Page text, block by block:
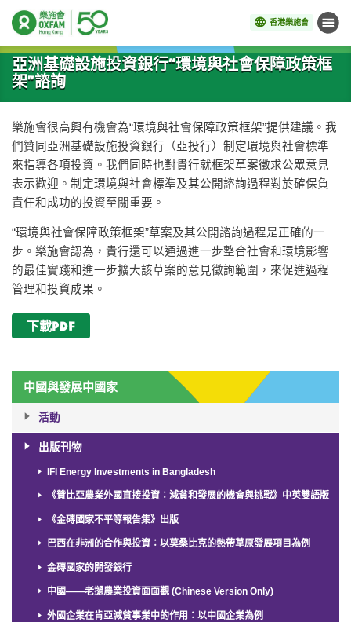
香港樂施會 目錄
開始主要內容
亞洲基礎設施投資銀行“環境與社會保障政策框
架”諮詢
中國與發展中國家
活動
出版刊物
IFI Energy Investments in Bangladesh
《贊比亞農業外國直接投資：減貧和發展的機會與挑戰》中英雙語版
《金磚國家不平等報告集》出版
巴西在非洲的合作與投資：以莫桑比克的熱帶草原發展項目為例
金磚國家的開發銀行
中國——老撾農業投資面面觀 (Chinese Version Only)
外國企業在肯亞減貧事業中的作用：以中國企業為例
樂施會很高興有機會為“環境與社會保障政策框架”提供建議。我
們贊同亞洲基礎設施投資銀行（亞投行）制定環境與社會標準
來指導各項投資。我們同時也對貴行就框架草案徵求公眾意見
表示歡迎。制定環境與社會標準及其公開諮詢過程對於確保負
責任和成功的投資至關重要。
“環境與社會保障政策框架”草案及其公開諮詢過程是正確的一
步。樂施會認為，貴行還可以通過進一步整合社會和環境影響
的最佳實踐和進一步擴大該草案的意見徵詢範圍，來促進過程
管理和投資成果。
下載PDF